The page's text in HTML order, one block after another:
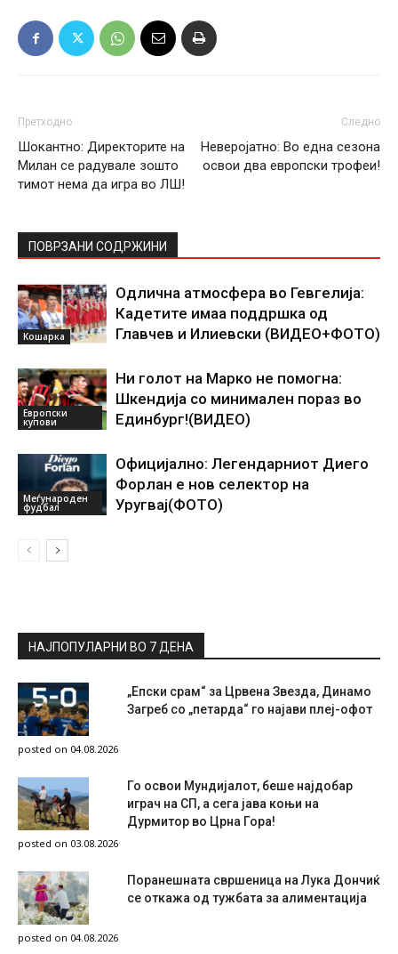
Претходно
Шокантно: Директорите на
Милан се радувале зошто
тимот нема да игра во ЛШ!
Следно
Неверојатно: Во една сезона
освои два европски трофеи!
ПОВРЗАНИ СОДРЖИНИ
Кошарка
Одлична атмосфера во Гевгелија:
Кадетите имаа поддршка од
Главчев и Илиевски (ВИДЕО+ФОТО)
Европски
купови
Ни голот на Марко не помогна:
Шкендија со минимален пораз во
Единбург!(ВИДЕО)
Меѓународен
фудбал
Официјално: Легендарниот Диего
Форлан е нов селектор на
Уругвај(ФОТО)
НАЈПОПУЛАРНИ ВО 7 ДЕНА
„Епски срам“ за Црвена Звезда, Динамо
Загреб со „петарда“ го најави плеј-офот
posted on 04.08.2026
Го освои Мундијалот, беше најдобар
играч на СП, а сега јава коњи на
Дурмитор во Црна Гора!
posted on 03.08.2026
Поранешната свршеница на Лука Дончиќ
се откажа од тужбата за алиментација
posted on 04.08.2026